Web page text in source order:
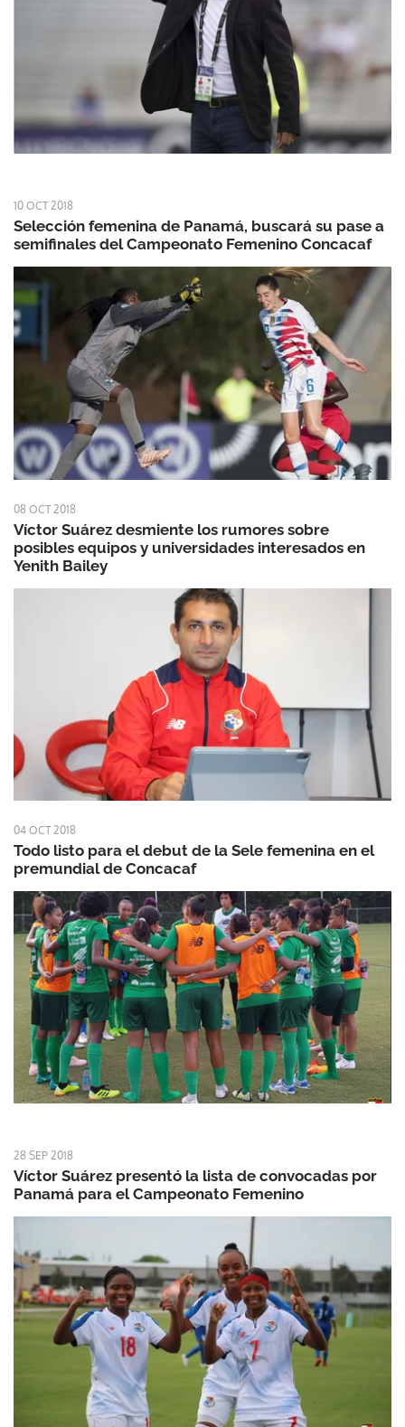
10 OCT 2018
Selección femenina de Panamá, buscará su pase a
semifinales del Campeonato Femenino Concacaf
08 OCT 2018
Víctor Suárez desmiente los rumores sobre
posibles equipos y universidades interesados en
Yenith Bailey
04 OCT 2018
Todo listo para el debut de la Sele femenina en el
premundial de Concacaf
28 SEP 2018
Víctor Suárez presentó la lista de convocadas por
Panamá para el Campeonato Femenino